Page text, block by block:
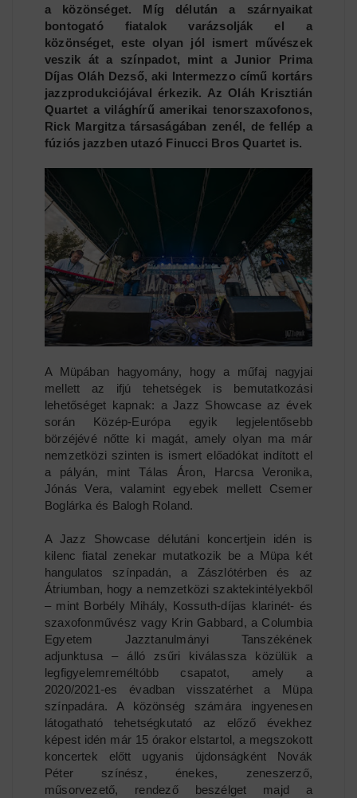
a közönséget. Míg délután a szárnyaikat
bontogató fiatalok varázsolják el a
közönséget, este olyan jól ismert művészek
veszik át a színpadot, mint a Junior Prima
Díjas Oláh Dezső, aki Intermezzo című kortárs
jazzprodukciójával érkezik. Az Oláh Krisztián
Quartet a világhírű amerikai tenorszaxofonos,
Rick Margitza társaságában zenél, de fellép a
fúziós jazzben utazó Finucci Bros Quartet is.
A Müpában hagyomány, hogy a műfaj nagyjai
mellett az ifjú tehetségek is bemutatkozási
lehetőséget kapnak: a Jazz Showcase az évek
során Közép-Európa egyik legjelentősebb
börzéjévé nőtte ki magát, amely olyan ma már
nemzetközi szinten is ismert előadókat indított el
a pályán, mint Tálas Áron, Harcsa Veronika,
Jónás Vera, valamint egyebek mellett Csemer
Boglárka és Balogh Roland.
A Jazz Showcase délutáni koncertjein idén is
kilenc fiatal zenekar mutatkozik be a Müpa két
hangulatos színpadán, a Zászlótérben és az
Átriumban, hogy a nemzetközi szaktekintélyekből
– mint Borbély Mihály, Kossuth-díjas klarinét- és
szaxofonművész vagy Krin Gabbard, a Columbia
Egyetem Jazztanulmányi Tanszékének
adjunktusa – álló zsűri kiválassza közülük a
legfigyelemreméltóbb csapatot, amely a
2020/2021-es évadban visszatérhet a Müpa
színpadára. A közönség számára ingyenesen
látogatható tehetségkutató az előző évekhez
képest idén már 15 órakor elstartol, a megszokott
koncertek előtt ugyanis újdonságként Novák
Péter színész, énekes, zeneszerző,
műsorvezető, rendező beszélget majd a